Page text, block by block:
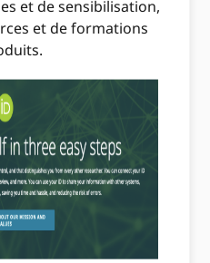
et de sensibilisation,
et de formations